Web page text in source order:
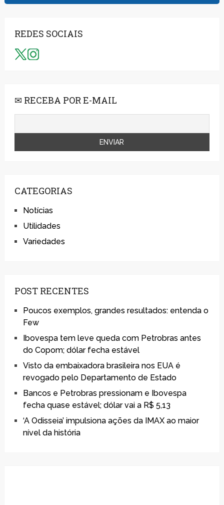
REDES SOCIAIS
✉ RECEBA POR E-MAIL
CATEGORIAS
Notícias
Utilidades
Variedades
POST RECENTES
Poucos exemplos, grandes resultados: entenda o
Few
Ibovespa tem leve queda com Petrobras antes
do Copom; dólar fecha estável
Visto da embaixadora brasileira nos EUA é
revogado pelo Departamento de Estado
Bancos e Petrobras pressionam e Ibovespa
fecha quase estável; dólar vai a R$ 5,13
‘A Odisseia’ impulsiona ações da IMAX ao maior
nível da história